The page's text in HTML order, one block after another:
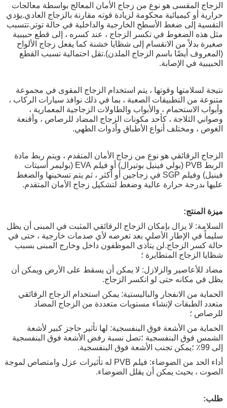
الزجاج المقسى هو نوع من زجاج الأمان المعالج بواسطة معالجات
حرارية أو كيميائية محكومة لزيادة قوته مقارنة بالزجاج العادي.يؤدي
التقسية إلى ضغط الأسطح الخارجية والداخلية في حالة توتر.تتسبب
مثل هذه الضغوط في تكسر الزجاج ، عند كسره ، إلى قطع حبيبية
صغيرة بدلاً من الانقسام إلى شظايا خشنة كما يفعل زجاج الألواح
(المعروف أيضًا باسم الزجاج الملدن).تقل احتمالية تسبب القطع
الحبيبية في الإصابة.
نتيجة لسلامتها وقوتها ، يتم استخدام الزجاج المقوى في مجموعة
متنوعة من التطبيقات الصعبة ، بما في ذلك نوافذ سيارات الركاب ،
وأبواب الاستحمام ، والأبواب والطاولات الزجاجية المعمارية ،
وصواني الثلاجة ، كأحد مكونات الزجاج المضاد للرصاص ، وأقنعة
الغوص ، ومختلف أنواع الأطباق وأدوات الطهي.
الزجاج الرقائقي هو نوع من زجاج الأمان المتقدم ، ويتم ربط مادة
الربط PVB (بولي فينيل بوتيرال) أو فيلم EVA (بوليمر أسيتات
فينيل) وفيلم SGP في زجاجين أو أكثر ، ثم يتم تسخينها والضغط
عليها بدرجة حرارة عالية وضغط لتشكيل زجاج الأمان المتقدم.
ميزة المنتج:
السلامة: لا يزال بإمكان الزجاج الرقائقي المثبت في المبنى أن يظل
سليماً في الإطار الأصلي بعد تعرضه لأي صدمات خارجية ، حتى في
حالة كسر الزجاج.لن يتأذى الموظفون داخل وخارج المبنى بسبب
شظايا الزجاج المتطايرة ؛
مضاد للأعاصير والزلازل: لا يمكن أن يسقط على الأرض ويمكن أن
يظل في مكانه حتى لو انكسر الزجاج.
الحماية من الانفجار والباليستية: يمكن استخدام الزجاج الرقائقي
متعدد الطبقات لإنشاء مستويات متعددة من الزجاج المضاد
للرصاص ؛
الحماية من الأشعة فوق البنفسجية: لها تأثير حاجز كبير لأشعة
الشمس فوق البنفسجية ؛تصل نسبة رفض الأشعة فوق البنفسجية
إلى 99٪ ؛يمكن تجنب الأشعة فوق البنفسجية.
أداء الحد من الضوضاء: فيلم PVB له تأثيرات عزل وامتصاص لموجة
الصوت ، بحيث يمكن أن يقلل الضوضاء.
طلب: